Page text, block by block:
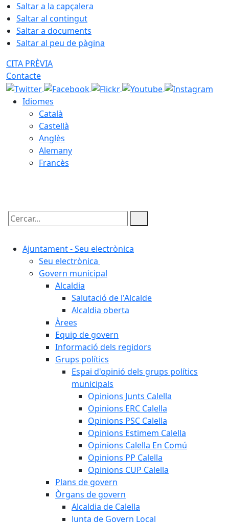
Saltar a la capçalera
Saltar al contingut
Saltar a documents
Saltar al peu de pàgina
CITA PRÈVIA
Contacte
Idiomes
Català
Castellà
Anglès
Alemany
Francès
Cercar:
Ajuntament - Seu electrònica
Seu electrònica
Govern municipal
Alcaldia
Salutació de l'Alcalde
Alcaldia oberta
Àrees
Equip de govern
Informació dels regidors
Grups polítics
Espai d'opinió dels grups polítics
municipals
Opinions Junts Calella
Opinions ERC Calella
Opinions PSC Calella
Opinions Estimem Calella
Opinions Calella En Comú
Opinions PP Calella
Opinions CUP Calella
Plans de govern
Òrgans de govern
Alcaldia de Calella
Junta de Govern Local